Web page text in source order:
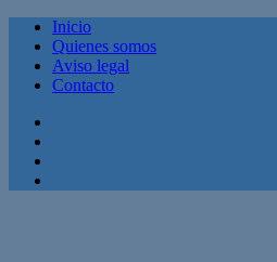
Inicio
Quienes somos
Aviso legal
Contacto